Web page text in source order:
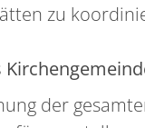
zu
der